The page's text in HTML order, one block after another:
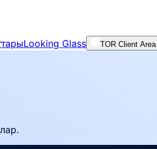
Looking Glass TOR Client Area